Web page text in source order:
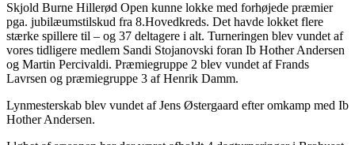
Skjold Burne Hillerød Open kunne lokke med forhøjede præmier
pga. jubilæumstilskud fra 8.Hovedkreds. Det havde lokket flere
stærke spillere til – og 37 deltagere i alt. Turneringen blev vundet af
vores tidligere medlem Sandi Stojanovski foran Ib Hother Andersen
og Martin Percivaldi. Præmiegruppe 2 blev vundet af Frands
Lavrsen og præmiegruppe 3 af Henrik Damm.
Lynmesterskab blev vundet af Jens Østergaard efter omkamp med Ib
Hother Andersen.